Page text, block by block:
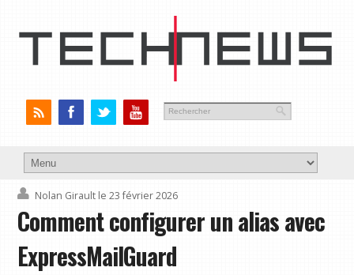
Nolan Girault le 23 février 2026
Comment configurer un alias avec
ExpressMailGuard